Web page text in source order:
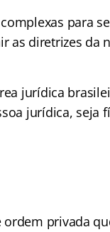
para
as diretrizes da
jurídica
jurídica, seja
privada